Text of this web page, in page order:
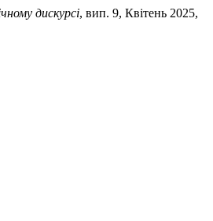
дискурсі, вип. 9, Квітень 2025,